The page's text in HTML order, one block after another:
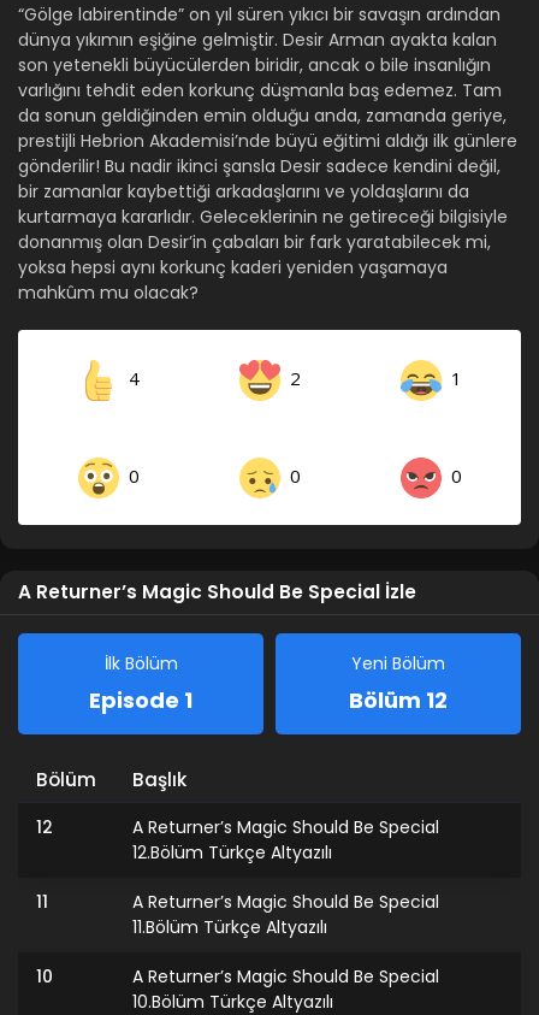
“Gölge labirentinde” on yıl süren yıkıcı bir savaşın ardından
dünya yıkımın eşiğine gelmiştir. Desir Arman ayakta kalan
son yetenekli büyücülerden biridir, ancak o bile insanlığın
varlığını tehdit eden korkunç düşmanla baş edemez. Tam
da sonun geldiğinden emin olduğu anda, zamanda geriye,
prestijli Hebrion Akademisi’nde büyü eğitimi aldığı ilk günlere
gönderilir! Bu nadir ikinci şansla Desir sadece kendini değil,
bir zamanlar kaybettiği arkadaşlarını ve yoldaşlarını da
kurtarmaya kararlıdır. Geleceklerinin ne getireceği bilgisiyle
donanmış olan Desir’in çabaları bir fark yaratabilecek mi,
yoksa hepsi aynı korkunç kaderi yeniden yaşamaya
mahkûm mu olacak?
4 2 1
0 0 0
A Returner’s Magic Should Be Special İzle
İlk Bölüm
Episode 1
Yeni Bölüm
Bölüm 12
Bölüm Başlık
12
A Returner’s Magic Should Be Special
12.Bölüm Türkçe Altyazılı
11
A Returner’s Magic Should Be Special
11.Bölüm Türkçe Altyazılı
10
A Returner’s Magic Should Be Special
10.Bölüm Türkçe Altyazılı